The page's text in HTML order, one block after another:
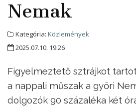
Nemak
Kategória: Közlemények
2025.07.10. 19:26
Figyelmeztető sztrájkot
a nappali műszak a győri
dolgozók 90 százaléka két